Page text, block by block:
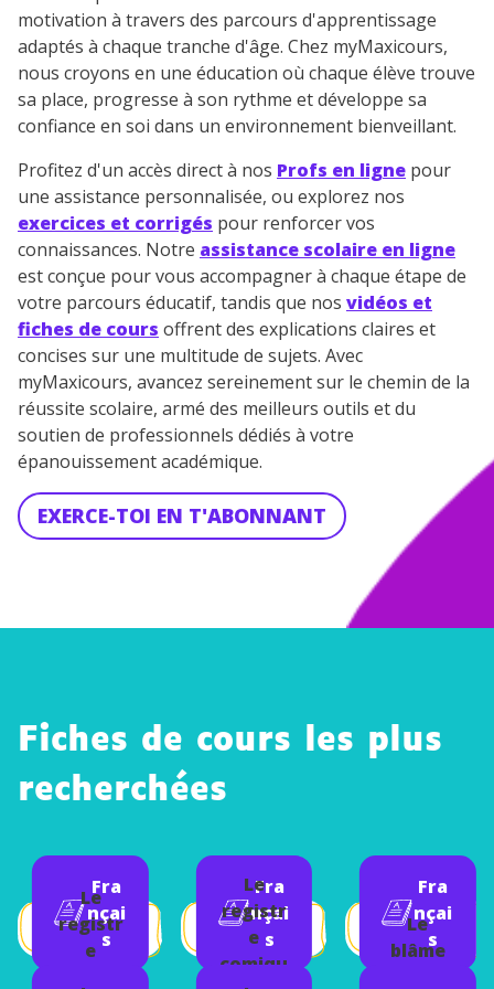
motivation à travers des parcours d'apprentissage
adaptés à chaque tranche d'âge. Chez myMaxicours,
nous croyons en une éducation où chaque élève trouve
sa place, progresse à son rythme et développe sa
confiance en soi dans un environnement bienveillant.
Profitez d'un accès direct à nos Profs en ligne pour
une assistance personnalisée, ou explorez nos
exercices et corrigés pour renforcer vos
connaissances. Notre assistance scolaire en ligne
est conçue pour vous accompagner à chaque étape de
votre parcours éducatif, tandis que nos vidéos et
fiches de cours offrent des explications claires et
concises sur une multitude de sujets. Avec
myMaxicours, avancez sereinement sur le chemin de la
réussite scolaire, armé des meilleurs outils et du
soutien de professionnels dédiés à votre
épanouissement académique.
EXERCE-TOI EN T'ABONNANT
Fiches de cours les plus
recherchées
Fra
nçai
s
Le
registr
e
Fra
nçai
s
Le
registr
e
comiqu
Fra
nçai
s
Le
blâme